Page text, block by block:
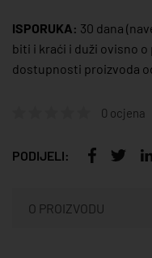
ISPORUKA: 30 dana
biti i kraći i duži ovisno
dostupnosti proizvoda
0 ocjena
PODIJELI:
O PROIZVODU